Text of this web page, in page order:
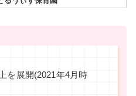
を展開(2021年4月時